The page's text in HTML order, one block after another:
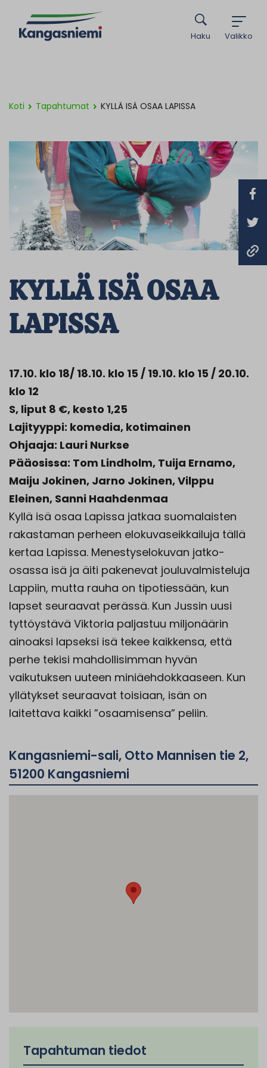
Valikko
Haku
Koti Tapahtumat KYLLÄ ISÄ OSAA LAPISSA
KYLLÄ ISÄ OSAA
LAPISSA
17.10. klo 18/ 18.10. klo 15 / 19.10. klo 15 / 20.10.
klo 12
S, liput 8 €, kesto 1,25
Lajityyppi: komedia, kotimainen
Ohjaaja: Lauri Nurkse
Pääosissa: Tom Lindholm, Tuija Ernamo,
Maiju Jokinen, Jarno Jokinen, Vilppu
Eleinen, Sanni Haahdenmaa
Kyllä isä osaa Lapissa jatkaa suomalaisten
rakastaman perheen elokuvaseikkailuja tällä
kertaa Lapissa. Menestyselokuvan jatko-
osassa isä ja äiti pakenevat jouluvalmisteluja
Lappiin, mutta rauha on tipotiessään, kun
lapset seuraavat perässä. Kun Jussin uusi
tyttöystävä Viktoria paljastuu miljonäärin
ainoaksi lapseksi isä tekee kaikkensa, että
perhe tekisi mahdollisimman hyvän
vaikutuksen uuteen miniäehdokkaaseen. Kun
yllätykset seuraavat toisiaan, isän on
laitettava kaikki ”osaamisensa” peliin.
Kangasniemi-sali, Otto Mannisen tie 2,
51200 Kangasniemi
Tapahtuman tiedot